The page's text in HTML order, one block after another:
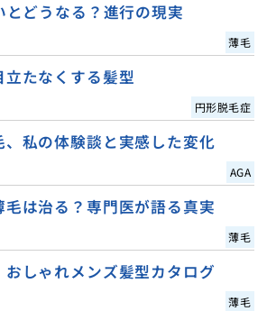
とどうなる？進行の現実
薄毛
たなくする髪型
円形脱毛症
、私の体験談と実感した変化
AGA
毛は治る？専門医が語る真実
薄毛
しゃれメンズ髪型カタログ
薄毛